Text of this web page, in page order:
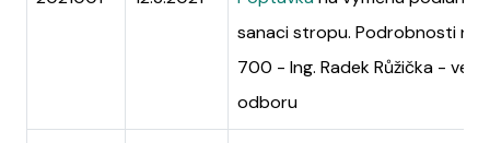
sanaci stropu. Podrobnosti na
700 - Ing. Radek Růžička -
odboru